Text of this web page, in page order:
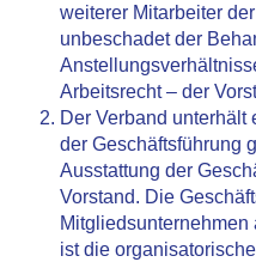
weiterer Mitarbeiter
unbeschadet der
Arbeitsrecht – der
Der Verband unterhält
der Geschäftsführung
Ausstattung der
Vorstand. Die
Mitgliedsunternehmen
ist die